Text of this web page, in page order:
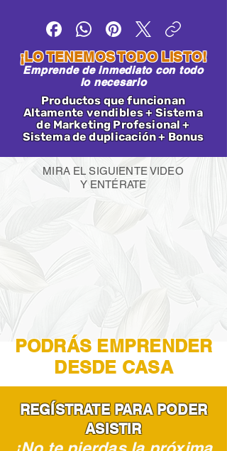
¡LO TENEMOS TODO LISTO!
Emprende de inmediato con todo
lo necesario
Productos que funcionan
Altamente vendibles + Sistema
de Marketing Profesional +
Sistema de duplicación + Bonus
MIRA EL SIGUIENTE VIDEO
Y ENTÉRATE
PODRÁS EMPRENDER
DESDE CASA
REGÍSTRATE PARA PODER
ASISTIR